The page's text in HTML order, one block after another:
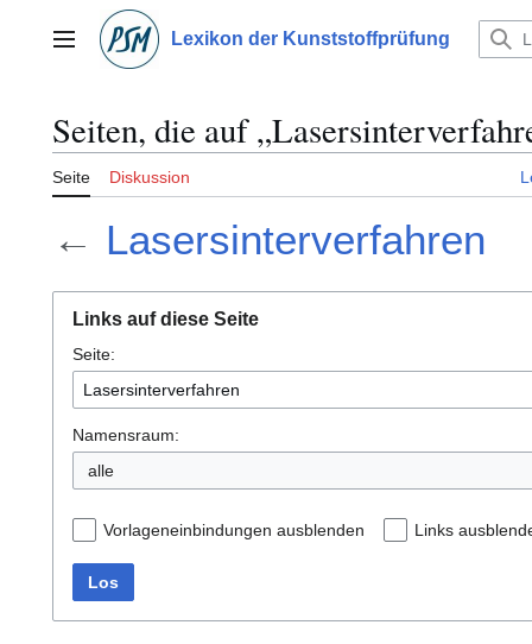
springenHauptmenü Lexikon der Kunststoffprüfung
Seiten, die auf
Seite Diskussion
← Lasersinterverfahren
Links auf diese Seite
Seite:
Namensraum:
alle
Vorlageneinbindungen ausblenden Links
Los